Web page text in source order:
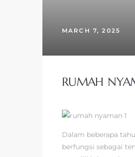
MARCH 7, 2025
RUMAH
Dalam beberapa
berfungsi sebagai